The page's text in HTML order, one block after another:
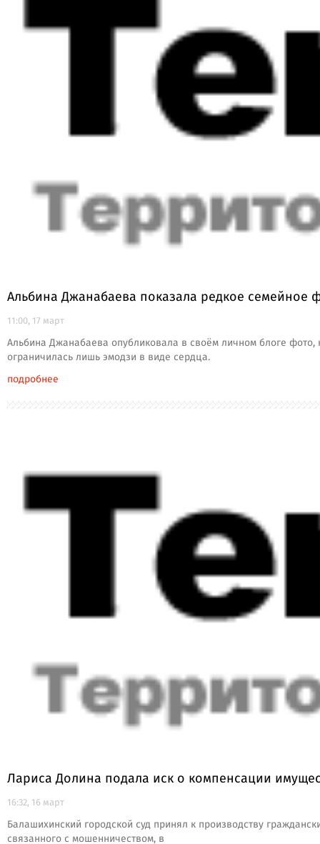
Альбина Джанабаева показала редкое семейное
11:00, 17 март
Альбина Джанабаева опубликовала в своём личном блоге
ограничилась лишь эмодзи в виде сердца.
подробнее
Лариса Долина подала иск о компенсации
16:32, 16 март
Балашихинский городской суд принял к производству
связанного с мошенничеством, в